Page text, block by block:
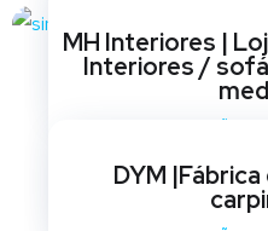
SOCIAIS /MARKETING
MH Interiores |
Interiores /
DYM